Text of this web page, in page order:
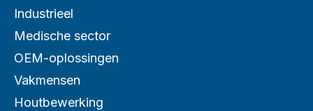
Industrieel
Medische sector
OEM-oplossingen
Vakmensen
Houtbewerking